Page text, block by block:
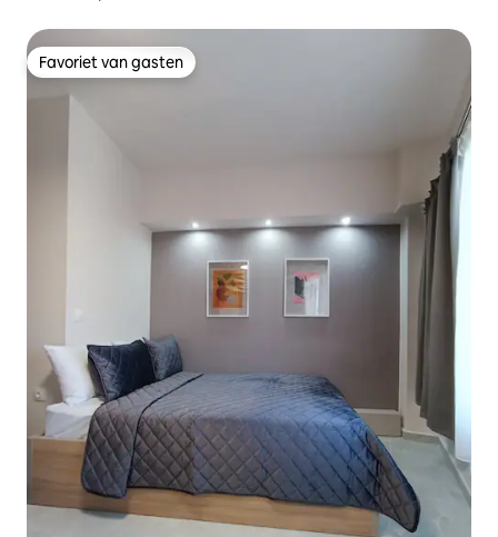
Favoriet van gasten
Favoriet van gasten